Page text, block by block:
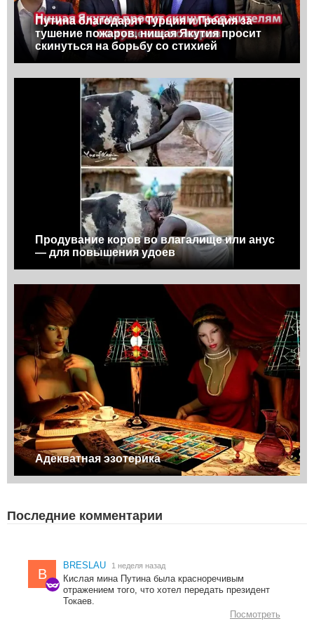
Путина благодарят Турция и Греция за
тушение пожаров, нищая Якутия просит
скинуться на борьбу со стихией
Продувание коров во влагалище или анус
— для повышения удоев
Адекватная эзотерика
Последние комментарии
B
BRESLAU 1 неделя назад
Кислая мина Путина была красноречивым
отражением того, что хотел передать президент
Токаев.
Посмотреть